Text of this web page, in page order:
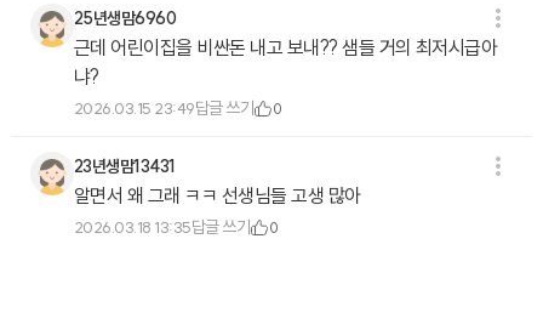
25년생맘6960
근데 어린이집을 비싼돈 내고 보내?? 샘들 거의 최저시급아
냐?
2026.03.15 23:49답글 쓰기 0
23년생맘13431
알면서 왜 그래 ㅋㅋ 선생님들 고생 많아
2026.03.18 13:35답글 쓰기 0